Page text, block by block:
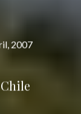
2007